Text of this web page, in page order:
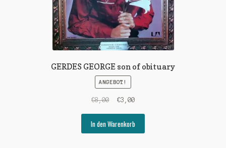
GERDES GEORGE son of obituary
ANGEBOT!
€8,00
Ursprünglicher
war:
€8,00
€3,00Aktueller
ist:
€3,00.
In den Warenkorb